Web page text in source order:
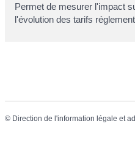
Permet de mesurer l'impact
l'évolution des tarifs
© Direction de l'information légale et